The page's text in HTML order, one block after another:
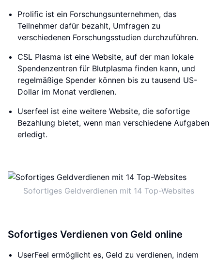
Prolific ist ein Forschungsunternehmen, das
Teilnehmer dafür bezahlt, Umfragen zu
verschiedenen Forschungsstudien durchzuführen.
CSL Plasma ist eine Website, auf der man lokale
Spendenzentren für Blutplasma finden kann, und
regelmäßige Spender können bis zu tausend US-
Dollar im Monat verdienen.
Userfeel ist eine weitere Website, die sofortige
Bezahlung bietet, wenn man verschiedene Aufgaben
erledigt.
Sofortiges Geldverdienen mit 14 Top-Websites
Sofortiges Verdienen von Geld online
UserFeel ermöglicht es, Geld zu verdienen, indem